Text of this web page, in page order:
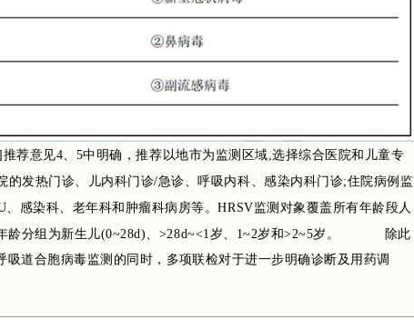
推荐意见4、5中明确，推荐以地市为监测区域,选择综合医院和儿童专
发热门诊、儿内科门诊/急诊、呼吸内科、感染内科门诊;住院病例监
感染科、老年科和肿瘤科病房等。HRSV监测对象覆盖所有年龄段人
年龄分组为新生儿(0~28d)、>28d~<1岁、1~2岁和>2~5岁。
除此
道合胞病毒监测的同时，多项联检对于进一步明确诊断及用药调